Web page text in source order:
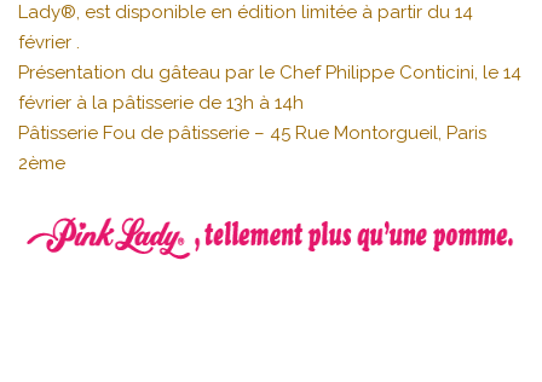
Lady®, est disponible en édition limitée à partir du 14
février .
Présentation du gâteau par le Chef Philippe Conticini, le 14
février à la pâtisserie de 13h à 14h
Pâtisserie Fou de pâtisserie – 45 Rue Montorgueil, Paris
2ème